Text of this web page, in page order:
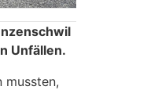
Unfällen.
mussten,